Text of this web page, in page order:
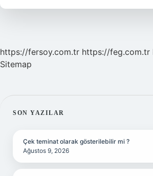
https://fersoy.com.tr https://feg.com.tr
Sitemap
SIDEBAR
SON YAZILAR
Çek teminat olarak gösterilebilir mi ?
Ağustos 9, 2026